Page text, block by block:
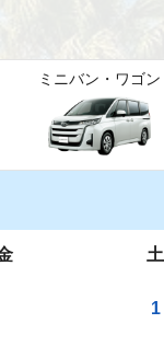
ミニバン・ワゴン
土
1